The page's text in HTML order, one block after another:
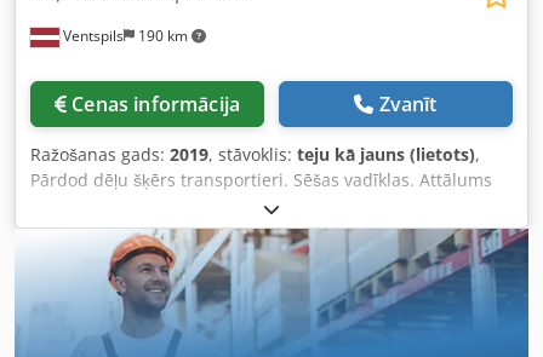
Ventspils 190 km
Cenas informācija Zvanīt
Ražošanas gads: 2019, stāvoklis: teju kā jauns (lietots),
Pārdod dēļu šķērs transportieri. Sēšas vadīklas. Attālums
starp vadīklām 0, 85 m. Platiums 4, 40m. Garums 2, 80 m.
Piedziņa, motoreduktors 1, 5 kw. Pilnā darba kārtībā, pēc
remonta. ss.com Crodpfx Ajnl Dvlslnjf